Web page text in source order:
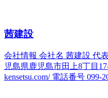
茜建設
会社情報 会社名 茜建設 代
児島県鹿児島市田上8丁目
kensetsu.com/ 電話番号 099-